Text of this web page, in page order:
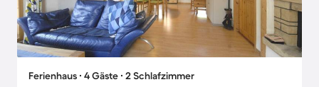
Ferienhaus ∙ 4 Gäste ∙ 2 Schlafzimmer